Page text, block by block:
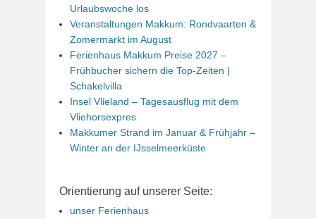
Urlaubswoche los
Veranstaltungen Makkum: Rondvaarten &
Zomermarkt im August
Ferienhaus Makkum Preise 2027 –
Frühbucher sichern die Top-Zeiten |
Schakelvilla
Insel Vlieland – Tagesausflug mit dem
Vliehorsexpres
Makkumer Strand im Januar & Frühjahr –
Winter an der IJsselmeerküste
Orientierung auf unserer Seite:
unser Ferienhaus